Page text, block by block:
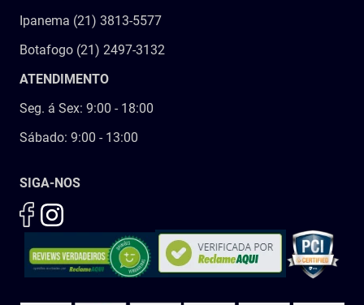
Ipanema (21) 3813-5577
Botafogo (21) 2497-3132
ATENDIMENTO
Seg. á Sex: 9:00 - 18:00
Sábado: 9:00 - 13:00
SIGA-NOS